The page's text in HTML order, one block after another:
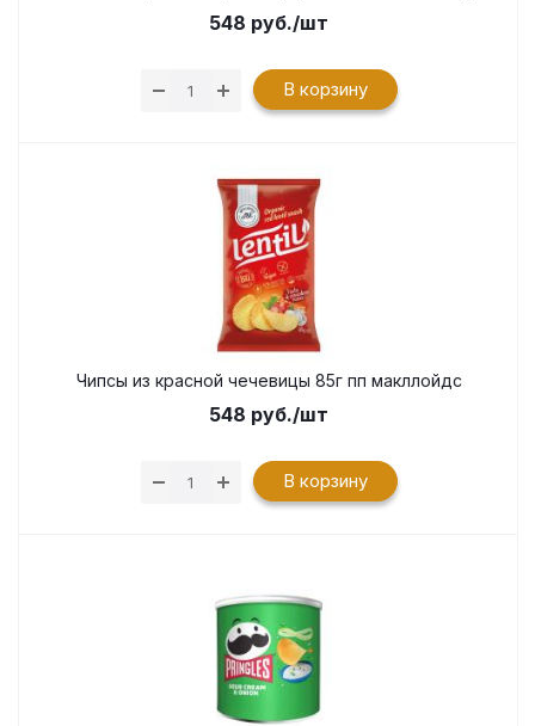
548 руб./шт
В корзину
Чипсы из красной чечевицы 85г пп макллойдс
548 руб./шт
В корзину